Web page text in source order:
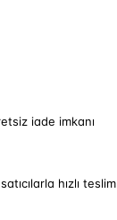
iade imkanı
hızlı teslim